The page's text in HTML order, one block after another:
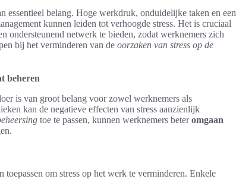
essentieel belang. Hoge werkdruk, onduidelijke taken en een
kunnen leiden tot verhoogde stress. Het is cruciaal
ondersteunend netwerk te bieden, zodat werknemers zich
bij het verminderen van de oorzaken van stress op de
beheren
is van groot belang voor zowel werknemers als
kan de negatieve effecten van stress aanzienlijk
toe te passen, kunnen werknemers beteromgaan
om stress op het werk te verminderen. Enkele